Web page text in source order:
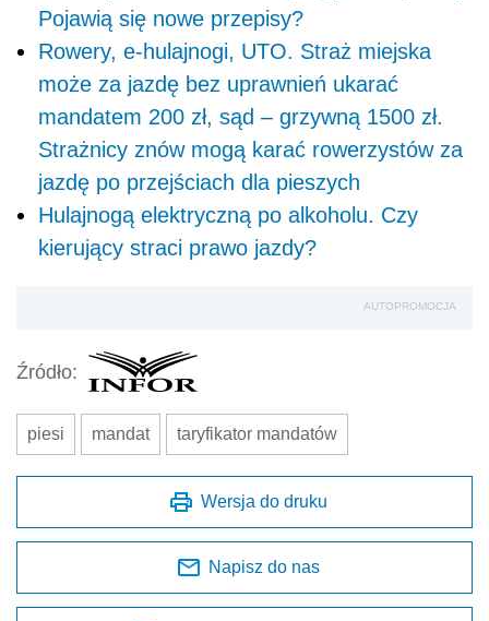
Pojawią się nowe przepisy?
Rowery, e-hulajnogi, UTO. Straż miejska
może za jazdę bez uprawnień ukarać
mandatem 200 zł, sąd – grzywną 1500 zł.
Strażnicy znów mogą karać rowerzystów za
jazdę po przejściach dla pieszych
Hulajnogą elektryczną po alkoholu. Czy
kierujący straci prawo jazdy?
AUTOPROMOCJA
Źródło:
piesi mandat taryfikator mandatów
Wersja do druku
Napisz do nas